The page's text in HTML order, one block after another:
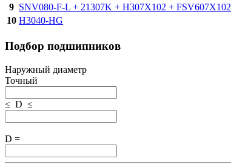
9 SNV080-F-L + 21307K + H307X102 + FSV607X102
10 H3040-HG
Подбор подшипников
Наружный диаметр
Точный
≤ D ≤
D =